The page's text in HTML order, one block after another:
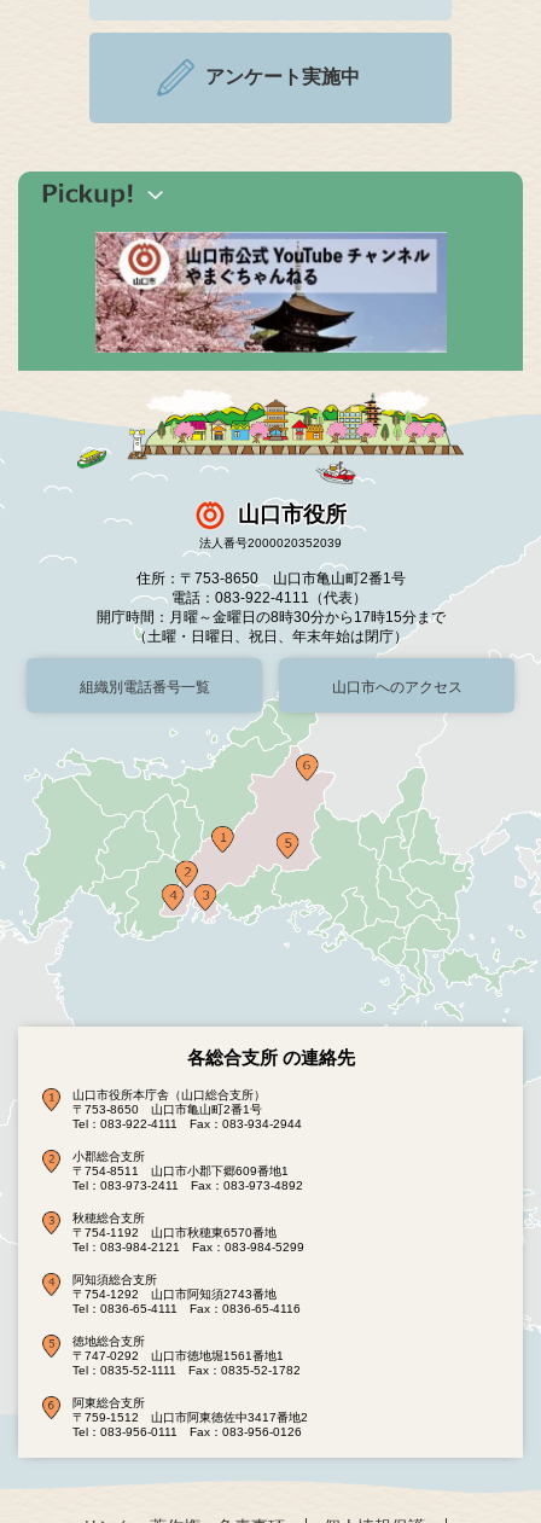
アンケート実施中
山口市役所
法人番号2000020352039
住所：〒753-8650 山口市亀山町2番1号
電話：083-922-4111（代表）
開庁時間：月曜～金曜日の8時30分から17時15分まで
（土曜・日曜日、祝日、年末年始は閉庁）
組織別電話番号一覧 山口市へのアクセス
各総合支所 の連絡先
山口市役所本庁舎（山口総合支所）
〒753-8650 山口市亀山町2番1号
Tel：083-922-4111
Fax：083-934-2944
小郡総合支所
〒754-8511 山口市小郡下郷609番地1
Tel：083-973-2411
Fax：083-973-4892
秋穂総合支所
〒754-1192 山口市秋穂東6570番地
Tel：083-984-2121
Fax：083-984-5299
阿知須総合支所
〒754-1292 山口市阿知須2743番地
Tel：0836-65-4111
Fax：0836-65-4116
徳地総合支所
〒747-0292 山口市徳地堀1561番地1
Tel：0835-52-1111
Fax：0835-52-1782
阿東総合支所
〒759-1512 山口市阿東徳佐中3417番地2
Tel：083-956-0111
Fax：083-956-0126